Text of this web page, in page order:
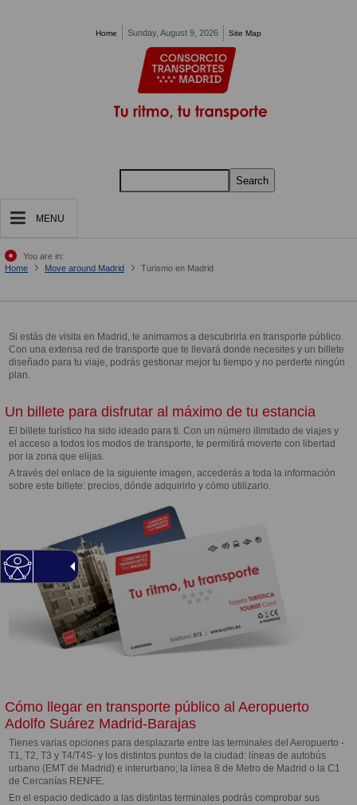
Home Sunday, August 9, 2026 Site Map
Search
MENU
You are in:
Home
Move around Madrid Turismo en Madrid
Si estás de visita en Madrid, te animamos a descubrirla en transporte público.
Con una extensa red de transporte que te llevará donde necesites y un billete
diseñado para tu viaje, podrás gestionar mejor tu tiempo y no perderte ningún
plan.
Un billete para disfrutar al máximo de tu estancia
El billete turístico ha sido ideado para ti. Con un número ilimitado de viajes y
el acceso a todos los modos de transporte, te permitirá moverte con libertad
por la zona que elijas.
A través del enlace de la siguiente imagen, accederás a toda la información
sobre este billete: precios, dónde adquirirlo y cómo utilizarlo.
Cómo llegar en transporte público al Aeropuerto
Adolfo Suárez Madrid-Barajas
Tienes varias opciones para desplazarte entre las terminales del Aeropuerto -
T1, T2, T3 y T4/T4S- y los distintos puntos de la ciudad: líneas de autobús
urbano (EMT de Madrid) e interurbano; la línea 8 de Metro de Madrid o la C1
de Cercanías RENFE.
En el espacio dedicado a las distintas terminales podrás comprobar sus